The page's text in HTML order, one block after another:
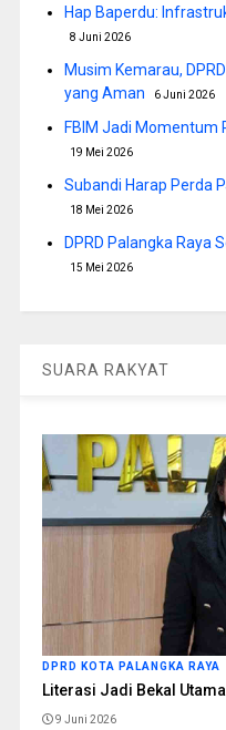
Hap Baperdu:
8 Juni 2026
Musim Kemarau,
yang Aman
6 Juni 2026
FBIM Jadi Momentum
19 Mei 2026
Subandi Harap Perda
18 Mei 2026
DPRD Palangka Raya
15 Mei 2026
SUARA RAKYAT
DPRD KOTA PALANGKA RAYA
Literasi Jadi Bekal
9 Juni 2026